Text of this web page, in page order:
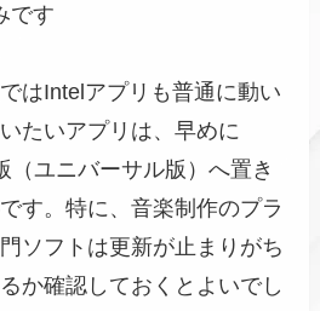
です
はIntelアプリも普通に動い
たいアプリは、早めに
（ユニバーサル版）へ置き
す。特に、音楽制作のプラ
ソフトは更新が止まりがち
か確認しておくとよいでし